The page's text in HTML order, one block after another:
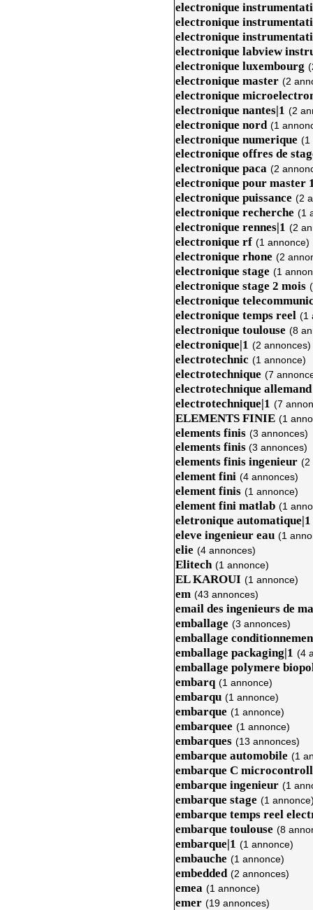
electronique
electronique
electronique
electronique labview
electronique luxembourg
electronique master (2
electronique
electronique nantes|1 (2
electronique nord (1
electronique numerique (1
electronique offres de
electronique paca (2
electronique pour master
electronique puissance (2
electronique recherche (1
electronique rennes|1 (2
electronique rf (1 annonce)
electronique rhone (2
electronique stage (1
electronique stage 2 mois
electronique
electronique temps reel (1
electronique toulouse (8
electronique|1 (2 annonces)
electrotechnic (1 annonce)
electrotechnique (7
electrotechnique allemand
electrotechnique|1 (7
ELEMENTS FINIE (1
elements finis (3 annonces)
elements finis (3 annonces)
elements finis ingenieur (2
element fini (4 annonces)
element finis (1 annonce)
element fini matlab (1
eletronique automatique|1
eleve ingenieur eau (1
elie (4 annonces)
Elitech (1 annonce)
EL KAROUI (1 annonce)
em (43 annonces)
email des ingenieurs de
emballage (3 annonces)
emballage
emballage packaging|1 (4
emballage polymere
embarq (1 annonce)
embarqu (1 annonce)
embarque (1 annonce)
embarquee (1 annonce)
embarques (13 annonces)
embarque automobile (1
embarque C
embarque ingenieur (1
embarque stage (1
embarque temps reel
embarque toulouse (8
embarque|1 (1 annonce)
embauche (1 annonce)
embedded (2 annonces)
emea (1 annonce)
emer (19 annonces)